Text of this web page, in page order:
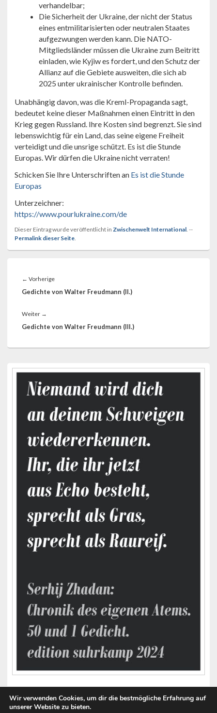
verhandelbar;
Die Sicherheit der Ukraine, der nicht der Status
eines entmilitarisierten oder neutralen Staates
aufgezwungen werden kann. Die NATO-
Mitgliedsländer müssen die Ukraine zum Beitritt
einladen, wie Kyjiw es fordert, und den Schutz der
Allianz auf die Gebiete ausweiten, die sich ab
2025 unter ukrainischer Kontrolle befinden.
Unabhängig davon, was die Kreml-Propaganda sagt,
bedeutet keine dieser Maßnahmen einen Eintritt in den
Krieg gegen Russland. Ihre Kosten sind begrenzt. Sie sind
lebenswichtig für ein Land, das seine eigene Freiheit
verteidigt und die unsrige schützt. Es ist die Stunde
Europas. Wir dürfen die Ukraine nicht verraten!
Schicken Sie Ihre Unterschriften an Es ist die Stunde
Europas
Unterzeichner:
https://www.pourlukraine.com/de
Dieser Eintrag wurde veröffentlicht in Zwischenwelt International. --
Permalink dieser Seite.
← VorherigeVorheriger
Beitrag:
Gedichte von Walter Freudmann (II.)
Weiter →
Beitrag:
Gedichte von Walter Freudmann (III.)
Primärer
Widgetbereich
Wir verwenden Cookies, um dir die bestmögliche Erfahrung auf
unserer Website zu bieten.